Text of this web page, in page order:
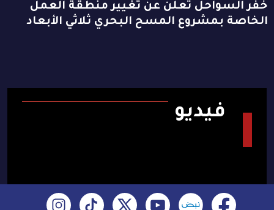
خفر السواحل تعلن عن تغيير منطقة العمل
الخاصة بمشروع المسح البحري ثلاثي الأبعاد
فيديو